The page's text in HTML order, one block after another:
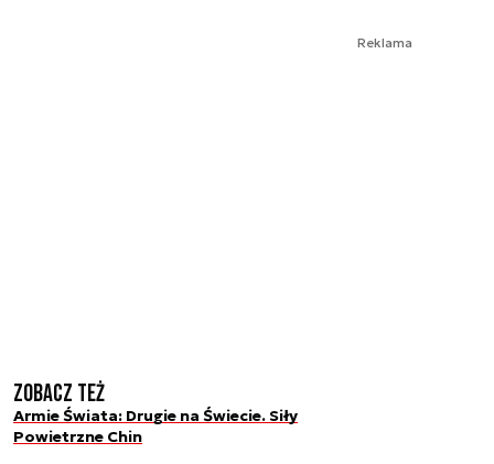
Reklama
Zobacz też
Armie Świata: Drugie na Świecie. Siły
Powietrzne Chin